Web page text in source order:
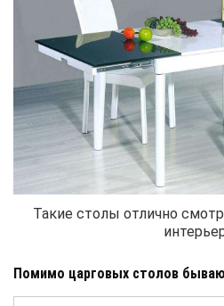
Такие столы отлично
Помимо царговых столов